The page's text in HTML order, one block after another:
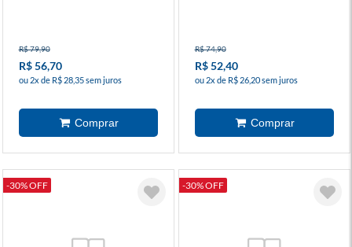
R$ 79,90
R$ 56,70
ou 2x de R$ 28,35 sem juros
R$ 74,90
R$ 52,40
ou 2x de R$ 26,20 sem juros
-30% OFF -30% OFF